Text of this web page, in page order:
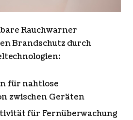
Rauchwarner
Brandschutz durch
für nahtlose
zwischen Geräten
für Fernüberwachung